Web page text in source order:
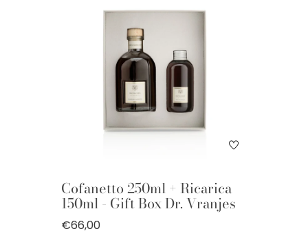
Cofanetto 250ml + Ricarica
150ml - Gift Box Dr. Vranjes
€66,00